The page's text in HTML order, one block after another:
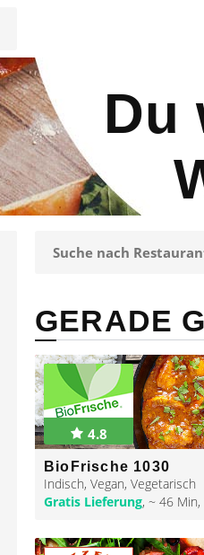
Du
GERADE
4.8
BioFrische 1030
Indisch, Vegan, Vegetarisch
Gratis Lieferung, ~ 46 Min,